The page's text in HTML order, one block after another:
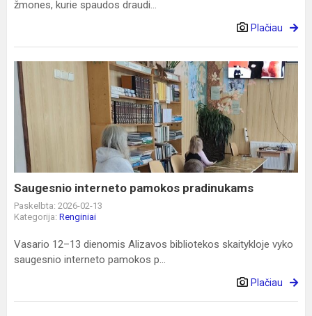
žmones, kurie spaudos draudi...
Plačiau
Saugesnio
interneto
pamokos
pradinukams
Saugesnio interneto pamokos pradinukams
Paskelbta: 2026-02-13
Kategorija: Renginiai
Vasario 12–13 dienomis Alizavos bibliotekos skaitykloje vyko
saugesnio interneto pamokos p...
Plačiau